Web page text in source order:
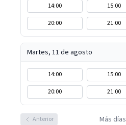
14:00 15:00
20:00
21:00
Martes, 11 de agosto
14:00 15:00
20:00
21:00
Anterior Más días